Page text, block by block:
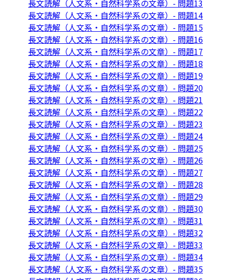
長文読解（人文系・自然科学系の文章）- 問題13
長文読解（人文系・自然科学系の文章）- 問題14
長文読解（人文系・自然科学系の文章）- 問題15
長文読解（人文系・自然科学系の文章）- 問題16
長文読解（人文系・自然科学系の文章）- 問題17
長文読解（人文系・自然科学系の文章）- 問題18
長文読解（人文系・自然科学系の文章）- 問題19
長文読解（人文系・自然科学系の文章）- 問題20
長文読解（人文系・自然科学系の文章）- 問題21
長文読解（人文系・自然科学系の文章）- 問題22
長文読解（人文系・自然科学系の文章）- 問題23
長文読解（人文系・自然科学系の文章）- 問題24
長文読解（人文系・自然科学系の文章）- 問題25
長文読解（人文系・自然科学系の文章）- 問題26
長文読解（人文系・自然科学系の文章）- 問題27
長文読解（人文系・自然科学系の文章）- 問題28
長文読解（人文系・自然科学系の文章）- 問題29
長文読解（人文系・自然科学系の文章）- 問題30
長文読解（人文系・自然科学系の文章）- 問題31
長文読解（人文系・自然科学系の文章）- 問題32
長文読解（人文系・自然科学系の文章）- 問題33
長文読解（人文系・自然科学系の文章）- 問題34
長文読解（人文系・自然科学系の文章）- 問題35